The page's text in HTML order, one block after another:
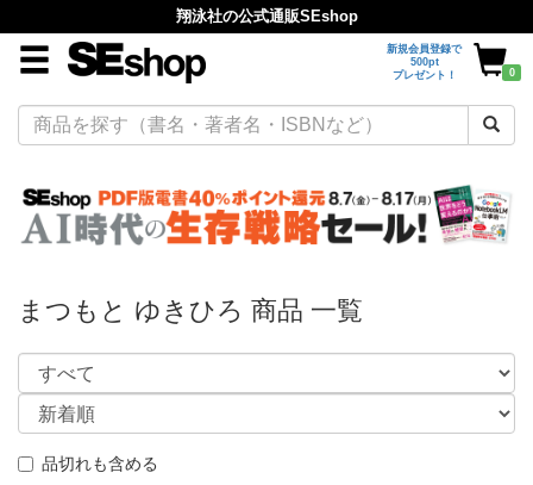
翔泳社の公式通販SEshop
新規会員登録で
500pt
プレゼント！
0
まつもと ゆきひろ 商品 一覧
品切れも含める